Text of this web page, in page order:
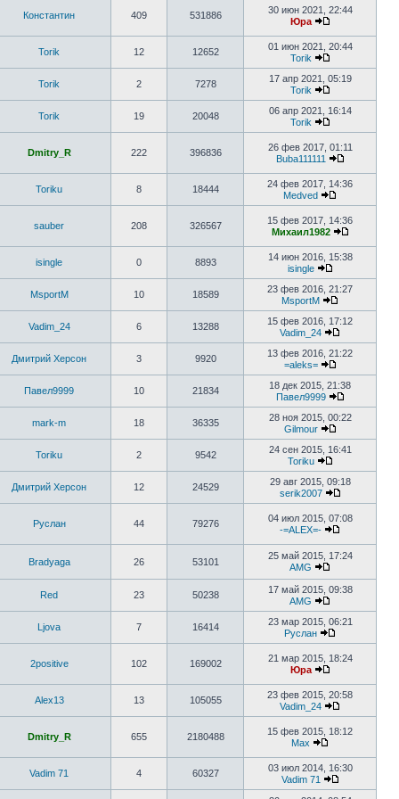
Константин 409 531886
30 июн 2021, 22:44
Юра
Torik 12 12652
01 июн 2021, 20:44
Torik
Torik 2 7278
17 апр 2021, 05:19
Torik
Torik 19 20048
06 апр 2021, 16:14
Torik
Dmitry_R 222 396836
26 фев 2017, 01:11
Buba111111
Toriku 8 18444
24 фев 2017, 14:36
Medved
sauber 208 326567
15 фев 2017, 14:36
Михаил1982
isingle 0 8893
14 июн 2016, 15:38
isingle
MsportM 10 18589
23 фев 2016, 21:27
MsportM
Vadim_24 6 13288
15 фев 2016, 17:12
Vadim_24
Дмитрий Херсон 3 9920
13 фев 2016, 21:22
=aleks=
Павел9999 10 21834
18 дек 2015, 21:38
Павел9999
mark-m 18 36335
28 ноя 2015, 00:22
Gilmour
Toriku 2 9542
24 сен 2015, 16:41
Toriku
Дмитрий Херсон 12 24529
29 авг 2015, 09:18
serik2007
Руслан 44 79276
04 июл 2015, 07:08
-=ALEX=-
Bradyaga 26 53101
25 май 2015, 17:24
AMG
Red 23 50238
17 май 2015, 09:38
AMG
Ljova 7 16414
23 мар 2015, 06:21
Руслан
2positive 102 169002
21 мар 2015, 18:24
Юра
Alex13 13 105055
23 фев 2015, 20:58
Vadim_24
Dmitry_R 655 2180488
15 фев 2015, 18:12
Max
Vadim 71 4 60327
03 июл 2014, 16:30
Vadim 71